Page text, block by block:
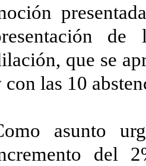
que se
con las 10
asunto
del